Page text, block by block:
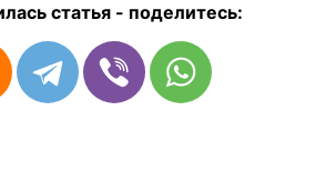
статья - поделитесь: